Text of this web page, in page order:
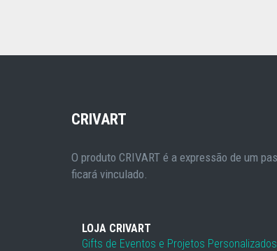
CRIVART
O produto CRIVART é a expressão de um
ficará vinculado.
LOJA CRIVART
Gifts de Eventos e Projetos Personalizados